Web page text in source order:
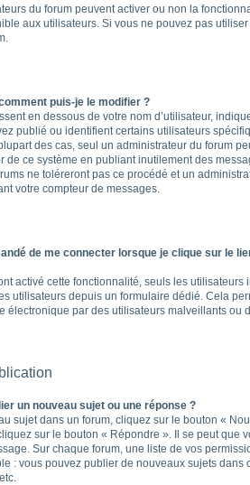
du forum peuvent activer ou non la
aux utilisateurs. Si vous ne pouvez pas
puis-je le modifier ?
en dessous de votre nom d’utilisateur,
publié ou identifient certains utilisateurs
des cas, seul un administrateur du forum
de ce système en publiant inutilement des
ne toléreront pas ce procédé et un
votre compteur de messages.
de me connecter lorsque je clique sur le
activé cette fonctionnalité, seuls les
utilisateurs depuis un formulaire dédié. Cela
électronique par des utilisateurs malveillants ou
un nouveau sujet ou une réponse ?
sujet dans un forum, cliquez sur le bouton «
sur le bouton « Répondre ». Il se peut que
Sur chaque forum, une liste de vos
: vous pouvez publier de nouveaux sujets dans